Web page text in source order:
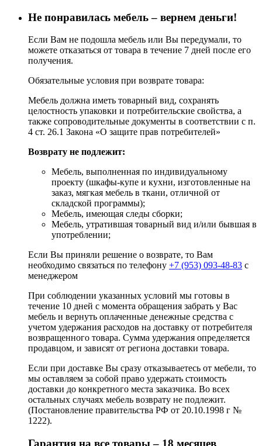
Не понравилась мебель – вернем деньги!
Если Вам не подошла мебель или Вы передумали, то
можете отказаться от товара в течение 7 дней после его
получения.
Обязательные условия при возврате товара:
Мебель должна иметь товарный вид, сохранять
целостность упаковки и потребительские свойства, а
также сопроводительные документы в соответствии с п.
4 ст. 26.1 Закона «О защите прав потребителей»
Возврату не подлежит:
Мебель, выполненная по индивидуальному
проекту (шкафы-купе и кухни, изготовленные на
заказ, мягкая мебель в ткани, отличной от
складской программы);
Мебель, имеющая следы сборки;
Мебель, утратившая товарный вид и/или бывшая в
употреблении;
Если Вы приняли решение о возврате, то Вам
необходимо связаться по телефону +7 (953) 093-48-83 с
менеджером
При соблюдении указанных условий мы готовы в
течение 10 дней с момента обращения забрать у Вас
мебель и вернуть оплаченные денежные средства с
учетом удержания расходов на доставку от потребителя
возвращенного товара. Сумма удержания определяется
продавцом, и зависят от региона доставки товара.
Если при доставке Вы сразу отказываетесь от мебели, то
мы оставляем за собой право удержать стоимость
доставки до конкретного места заказчика. Во всех
остальных случаях мебель возврату не подлежит.
(Постановление правительства РФ от 20.10.1998 г №
1222).
Гарантия на все товары – 18 месяцев